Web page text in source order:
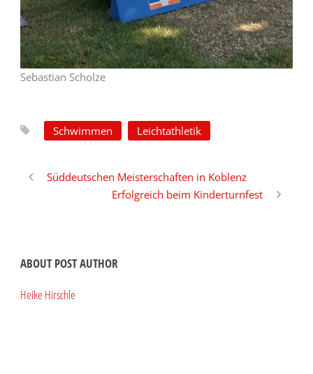
Sebastian Scholze
Schwimmen Leichtathletik
Süddeutschen Meisterschaften in Koblenz
Erfolgreich beim Kinderturnfest
ABOUT POST AUTHOR
Heike Hirschle